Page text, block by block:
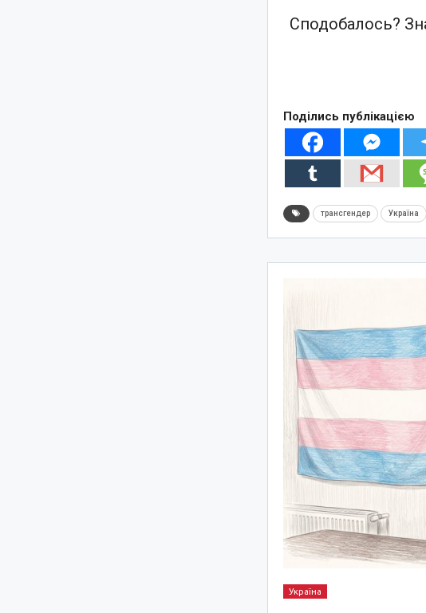
Сподобалось?
Поділись публікацією
трансгендер Україна
Україна